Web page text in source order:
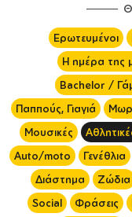
Ερωτευμένοι
Η ημέρα της
Bachelor /
Παππούς, Γιαγιά
Μουσικές
Auto/moto
Γενέθλια
Διάστημα
Ζώδια
Social
Φράσεις